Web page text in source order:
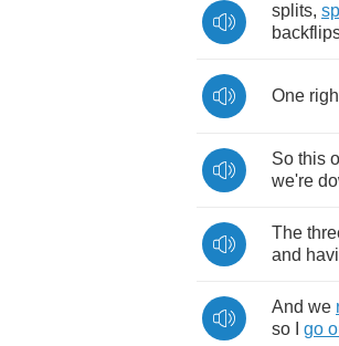
splits,
One
So this
we're
The
and
And we
so
go